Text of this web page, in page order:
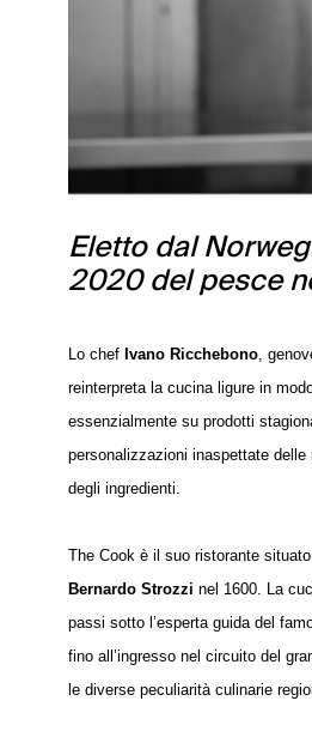
Eletto dal
2020 del pesce
Lo chef Ivano Ricchebono ,
reinterpreta la cucina ligure in
essenzialmente su prodotti
personalizzazioni inaspettate
degli ingredienti.
The Cook è il suo ristorante
Bernardo Strozzi nel 1600. La
passi sotto l’esperta guida del
fino all’ingresso nel circuito del
le diverse peculiarità culinarie